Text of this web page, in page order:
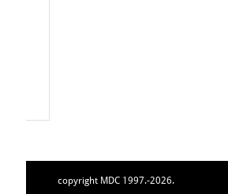
copyright MDC 1997.-2026.